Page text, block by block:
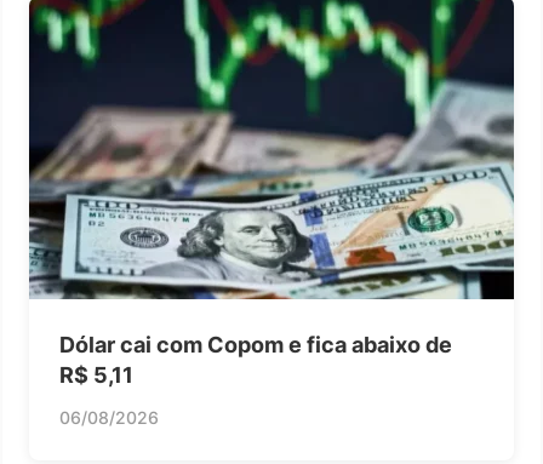
Dólar cai com Copom e fica abaixo de
R$ 5,11
06/08/2026